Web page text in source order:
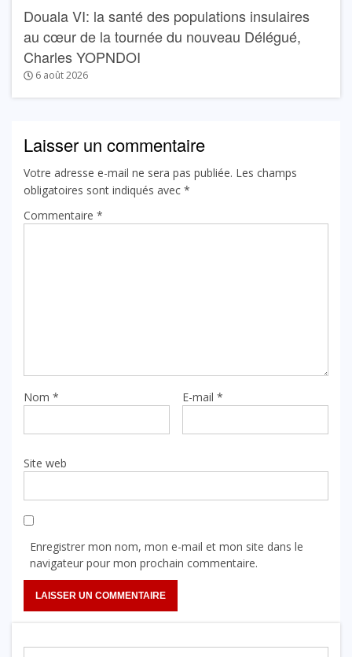
Douala VI: la santé des populations insulaires
au cœur de la tournée du nouveau Délégué,
Charles YOPNDOI
6 août 2026
Laisser un commentaire
Votre adresse e-mail ne sera pas publiée. Les champs
obligatoires sont indiqués avec *
Commentaire *
Nom * E-mail *
Site web
Enregistrer mon nom, mon e-mail et mon site dans le
navigateur pour mon prochain commentaire.